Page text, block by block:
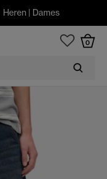
Heren | Dames
0